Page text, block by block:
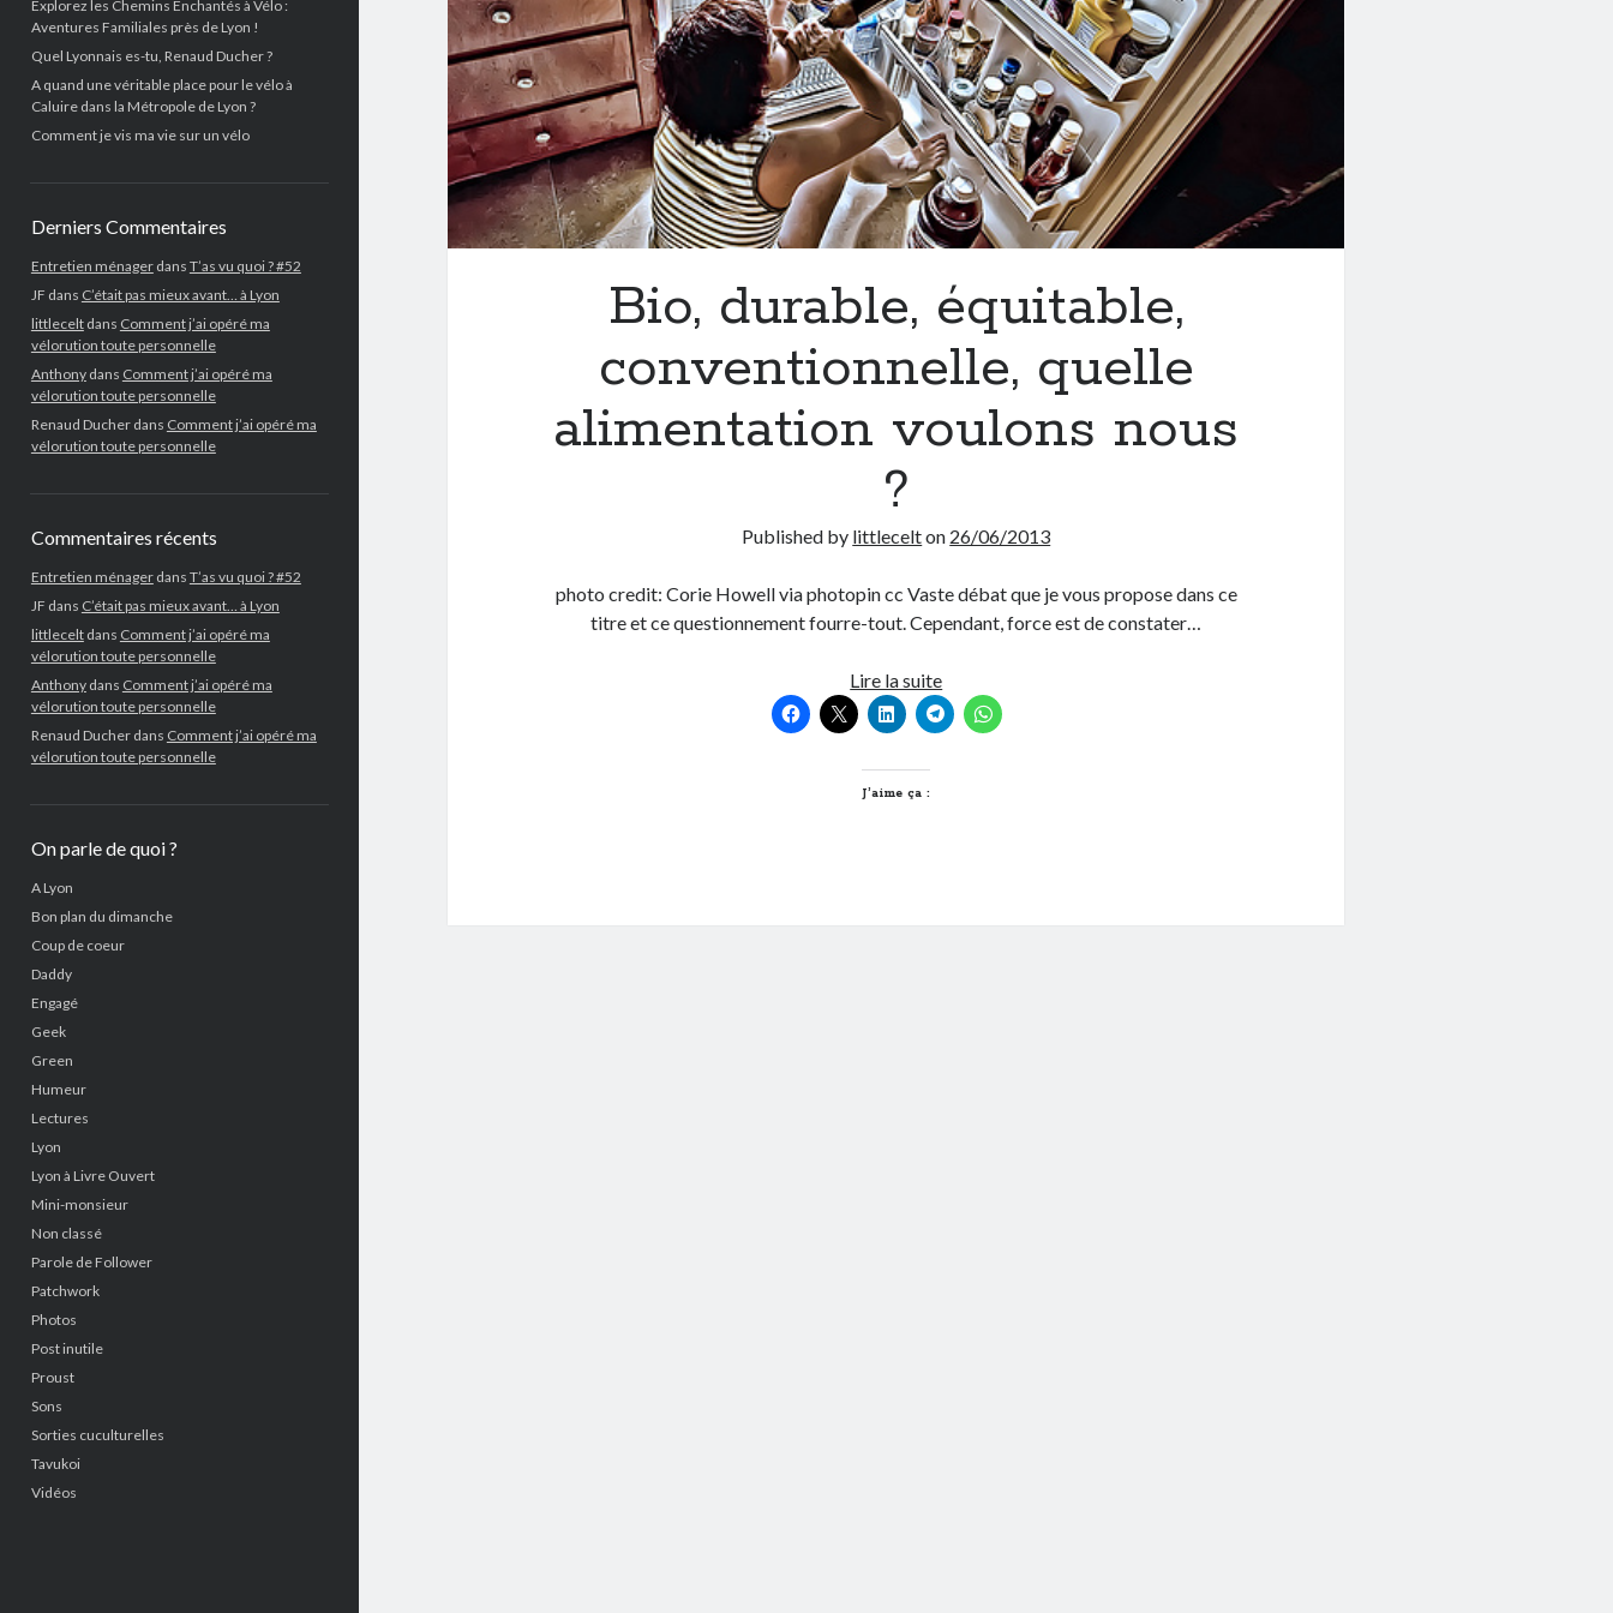
Explorez les Chemins Enchantés à Vélo :
Aventures Familiales près de Lyon !
Quel Lyonnais es-tu, Renaud Ducher ?
A quand une véritable place pour le vélo à
Caluire dans la Métropole de Lyon ?
Comment je vis ma vie sur un vélo
Derniers Commentaires
Entretien ménagerdans T’as vu quoi ? #52
JF dans C’était pas mieux avant… à Lyon
littleceltdans Comment j’ai opéré ma
vélorution toute personnelle
Anthonydans Comment j’ai opéré ma
vélorution toute personnelle
Renaud Ducherdans Comment j’ai opéré ma
vélorution toute personnelle
Commentaires récents
Entretien ménagerdans T’as vu quoi ? #52
JF dans C’était pas mieux avant… à Lyon
littleceltdans Comment j’ai opéré ma
vélorution toute personnelle
Anthonydans Comment j’ai opéré ma
vélorution toute personnelle
Renaud Ducherdans Comment j’ai opéré ma
vélorution toute personnelle
On parle de quoi ?
A Lyon
Bon plan du dimanche
Coup de coeur
Daddy
Engagé
Geek
Green
Humeur
Lectures
Lyon
Lyon à Livre Ouvert
Mini-monsieur
Non classé
Parole de Follower
Patchwork
Photos
Post inutile
Proust
Sons
Sorties cuculturelles
Tavukoi
Vidéos
Bio, durable, équitable,
conventionnelle, quelle
alimentation voulons nous
?
Published by littlecelton 26/06/2013
photo credit: Corie Howell via photopin cc Vaste débat que je vous propose dans ce
titre et ce questionnement fourre-tout. Cependant, force est de constater…
Lire la suiteBio,
durable,
équitable,
J’aime ça :